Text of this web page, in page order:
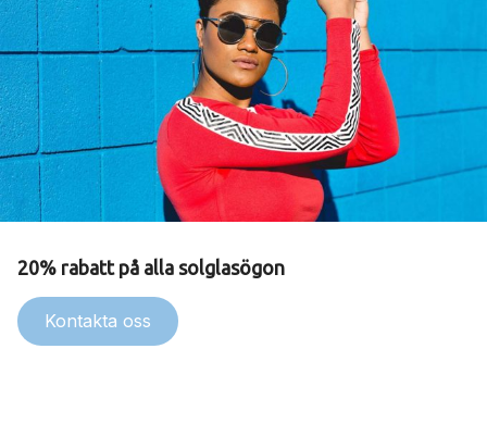
20% rabatt på alla solglasögon
Kontakta oss